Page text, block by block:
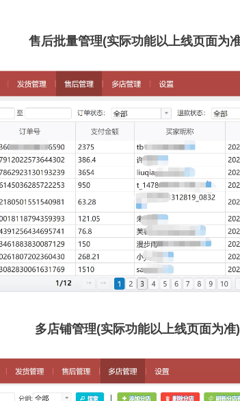
售后批量管理(实际功能以上线页面为
多店铺管理(实际功能以上线页面为准)